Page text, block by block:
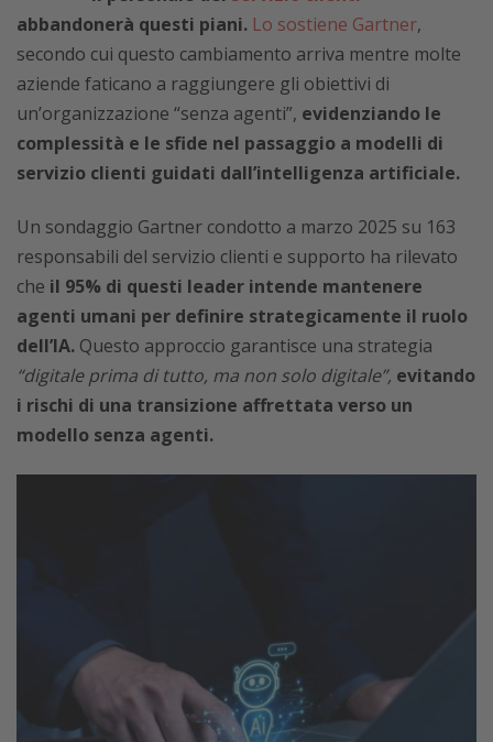
abbandonerà questi piani. Lo sostiene Gartner,
secondo cui questo cambiamento arriva mentre molte
aziende faticano a raggiungere gli obiettivi di
un’organizzazione “senza agenti”, evidenziando le
complessità e le sfide nel passaggio a modelli di
servizio clienti guidati dall’intelligenza artificiale.
Un sondaggio Gartner condotto a marzo 2025 su 163
responsabili del servizio clienti e supporto ha rilevato
che il 95% di questi leader intende mantenere
agenti umani per definire strategicamente il ruolo
dell’IA. Questo approccio garantisce una strategia
“digitale prima di tutto, ma non solo digitale”, evitando
i rischi di una transizione affrettata verso un
modello senza agenti.